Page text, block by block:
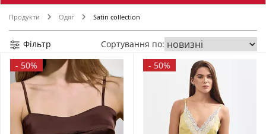
Продукти Одяг Satin collection
Фільтр
Сортування по:
- 50% - 50%